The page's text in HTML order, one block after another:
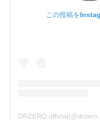
この投稿を